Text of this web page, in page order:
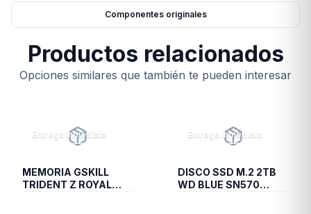
Componentes originales
Productos relacionados
Opciones similares que también te pueden interesar
Entrega inmediata
MEMORIA GSKILL
TRIDENT Z ROYAL
Entrega inmediata
DISCO SSD M.2 2TB
WD BLUE SN570